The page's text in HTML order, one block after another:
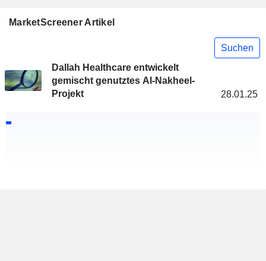
MarketScreener Artikel
Suchen
Dallah Healthcare entwickelt
gemischt genutztes Al-Nakheel-
Projekt
28.01.25